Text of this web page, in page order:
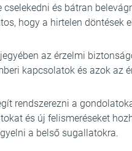
cselekedni és bátran
hogy a hirtelen döntések
az érzelmi
kapcsolatok és azok az
rendszerezni a
és új felismeréseket
a belső sugallatokra.